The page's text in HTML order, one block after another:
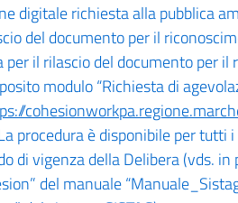
digitale richiesta alla pubblica
del documento per il
il rilascio del documento per il
modulo “Richiesta di
procedura è disponibile per
di vigenza della Delibera (vds.
del manuale